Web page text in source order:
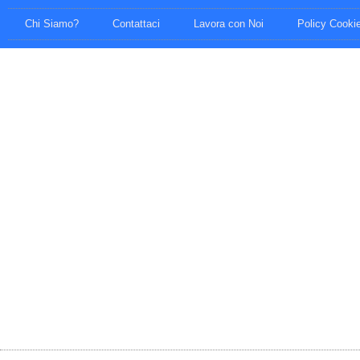
Chi Siamo? Contattaci Lavora con Noi Policy